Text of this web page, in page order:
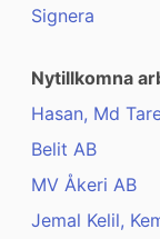
Signera
Nytillkomna
Hasan, Md
Belit AB
MV Åkeri AB
Jemal Kelil,